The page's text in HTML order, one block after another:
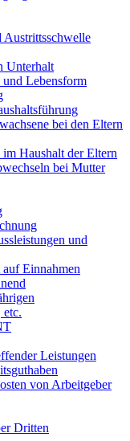
Austrittsschwelle
Unterhalt
Lebensform
bei den Eltern
Haushalt der Eltern
bei Mutter
und
Einnahmen
etc.
Leistungen
von Arbeitgeber
Dritten